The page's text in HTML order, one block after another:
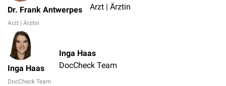
Dr. Frank Antwerpes
Arzt | Ärztin
Arzt | Ärztin
Inga Haas
DocCheck Team
Inga Haas
DocCheck Team